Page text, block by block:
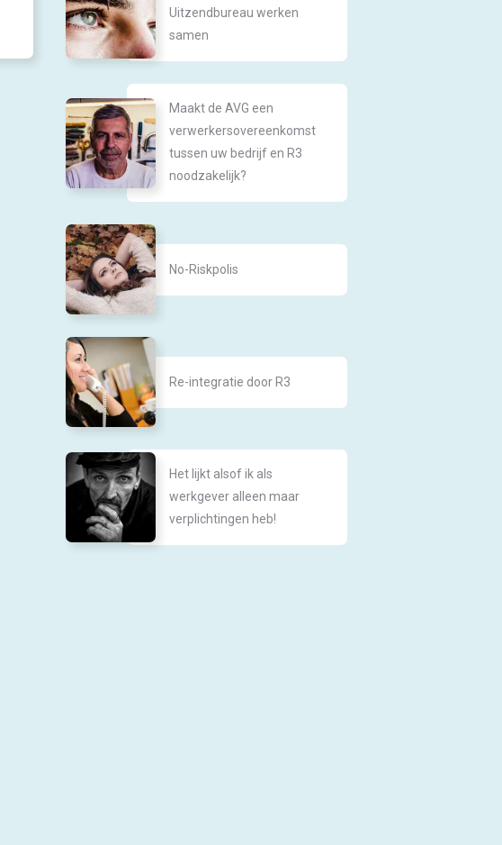
Uitzendbureau werken
samen
Maakt de AVG een
verwerkersovereenkomst
tussen uw bedrijf en R3
noodzakelijk?
No-Riskpolis
Re-integratie door R3
Het lijkt alsof ik als
werkgever alleen maar
verplichtingen heb!